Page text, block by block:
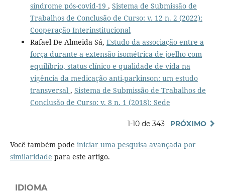
síndrome pós-covid-19 , Sistema de Submissão de
Trabalhos de Conclusão de Curso: v. 12 n. 2 (2022):
Cooperação Interinstitucional
Rafael De Almeida Sá, Estudo da associação entre a
força durante a extensão isométrica de joelho com
equilíbrio, status clínico e qualidade de vida na
vigência da medicação anti-parkinson: um estudo
transversal , Sistema de Submissão de Trabalhos de
Conclusão de Curso: v. 8 n. 1 (2018): Sede
1-10 de 343 PRÓXIMO
Você também pode iniciar uma pesquisa avançada por
similaridade para este artigo.
IDIOMA